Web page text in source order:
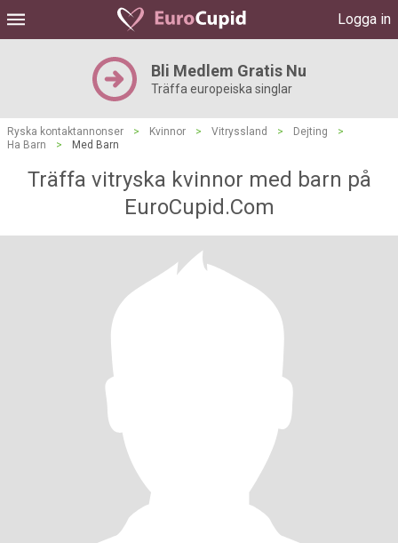
Logga in
Bli Medlem Gratis Nu
Träffa europeiska singlar
Ryska kontaktannonser > Kvinnor > Vitryssland > Dejting
>
Ha Barn
> Med Barn
Träffa vitryska kvinnor med barn på
EuroCupid.Com